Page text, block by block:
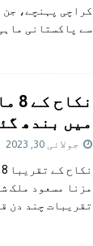
کراچی پہنچے،
سے پاکستانی
میں بندھ
جولائی 30, 2023
مزنا مسعود ملک
تقریبات چند دن